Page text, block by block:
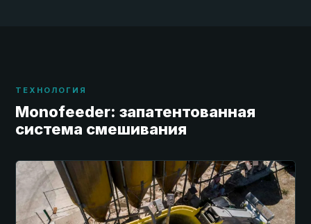
ТЕХНОЛОГИЯ
Monofeeder: запатентованная
система смешивания